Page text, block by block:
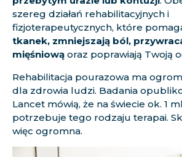
szereg działań rehabilitacyjnych i
fizjoterapeutycznych, które
tkanek, zmniejszają ból,
mięśniową oraz poprawiają Twoją
Rehabilitacja pourazowa ma
dla zdrowia ludzi. Badania
Lancet mówią, że na świecie ok. 1
potrzebuje tego rodzaju terapai.
więc ogromna.